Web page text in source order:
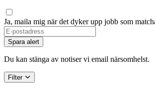
Ja, maila mig när det dyker upp jobb som
Spara alert
Du kan stänga av notiser vi email närsomhelst.
Filter